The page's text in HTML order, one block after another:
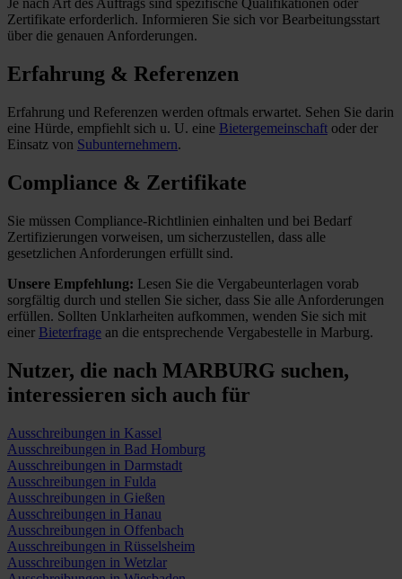
Je nach Art des Auftrags sind spezifische Qualifikationen oder
Zertifikate erforderlich. Informieren Sie sich vor Bearbeitungsstart
über die genauen Anforderungen.
Erfahrung & Referenzen
Erfahrung und Referenzen werden oftmals erwartet. Sehen Sie darin
eine Hürde, empfiehlt sich u. U. eine Bietergemeinschaft oder der
Einsatz von Subunternehmern.
Compliance & Zertifikate
Sie müssen Compliance-Richtlinien einhalten und bei Bedarf
Zertifizierungen vorweisen, um sicherzustellen, dass alle
gesetzlichen Anforderungen erfüllt sind.
Unsere Empfehlung: Lesen Sie die Vergabeunterlagen vorab
sorgfältig durch und stellen Sie sicher, dass Sie alle Anforderungen
erfüllen. Sollten Unklarheiten aufkommen, wenden Sie sich mit
einer Bieterfrage an die entsprechende Vergabestelle in Marburg.
Nutzer, die nach MARBURG suchen,
interessieren sich auch für
Ausschreibungen in Kassel
Ausschreibungen in Bad Homburg
Ausschreibungen in Darmstadt
Ausschreibungen in Fulda
Ausschreibungen in Gießen
Ausschreibungen in Hanau
Ausschreibungen in Offenbach
Ausschreibungen in Rüsselsheim
Ausschreibungen in Wetzlar